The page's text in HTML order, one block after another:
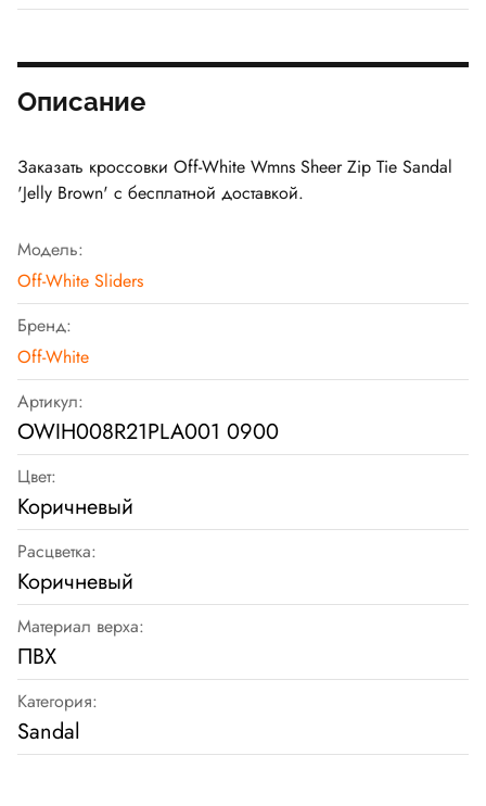
Описание
Заказать кроссовки Off-White Wmns Sheer Zip Tie Sandal
'Jelly Brown' с бесплатной доставкой.
Модель:
Off-White Sliders
Бренд:
Off-White
Артикул:
OWIH008R21PLA001 0900
Цвет:
Коричневый
Расцветка:
Коричневый
Материал верха:
ПВХ
Категория:
Sandal